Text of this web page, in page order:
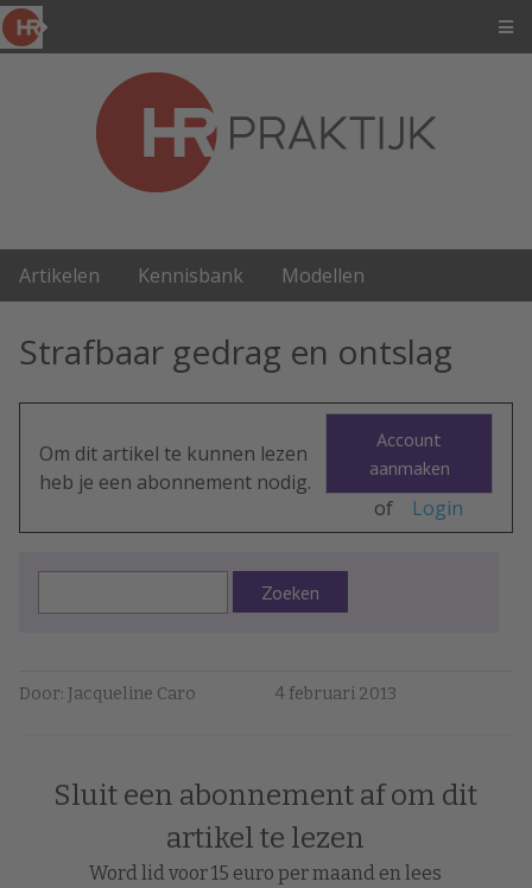
Artikelen Kennisbank Modellen
Strafbaar gedrag en ontslag
Om dit artikel te kunnen lezen
heb je een abonnement nodig.
Account
aanmaken
of Login
Zoeken
Door: Jacqueline Caro 4 februari 2013
Sluit een abonnement af om dit
artikel te lezen
Word lid voor 15 euro per maand en lees